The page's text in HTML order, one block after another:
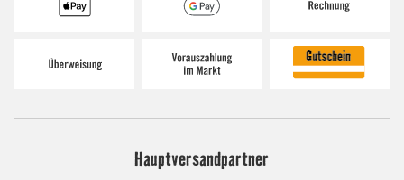
Hauptversandpartner